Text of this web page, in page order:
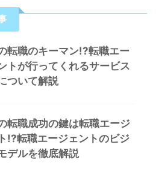
転職のキーマン!?転職エー
トが行ってくれるサービス
ついて解説
転職成功の鍵は転職エージ
!?転職エージェントのビジ
デルを徹底解説